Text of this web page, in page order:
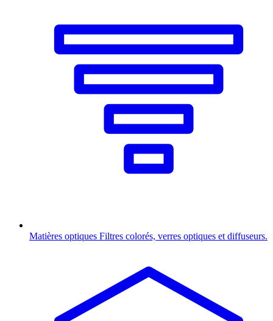
Matières optiques Filtres colorés, verres optiques et diffuseurs.